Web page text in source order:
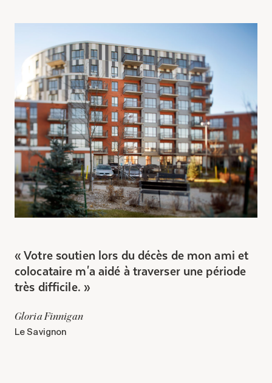
Votre soutien lors du décès de mon ami et
colocataire m'a aidé à traverser une période
très difficile.
Gloria Finnigan
Le Savignon